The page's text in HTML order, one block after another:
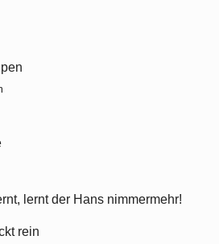
lernt der Hans nimmermehr!
rein